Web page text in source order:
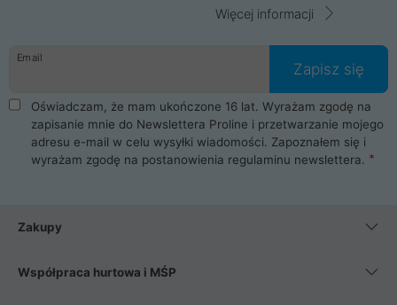
Więcej informacji
Email
Zapisz się
Oświadczam, że mam ukończone 16 lat. Wyrażam zgodę na
zapisanie mnie do Newslettera Proline i przetwarzanie mojego
adresu e-mail w celu wysyłki wiadomości. Zapoznałem się i
wyrażam zgodę na postanowienia regulaminu newslettera.
Zakupy
Współpraca hurtowa i MŚP